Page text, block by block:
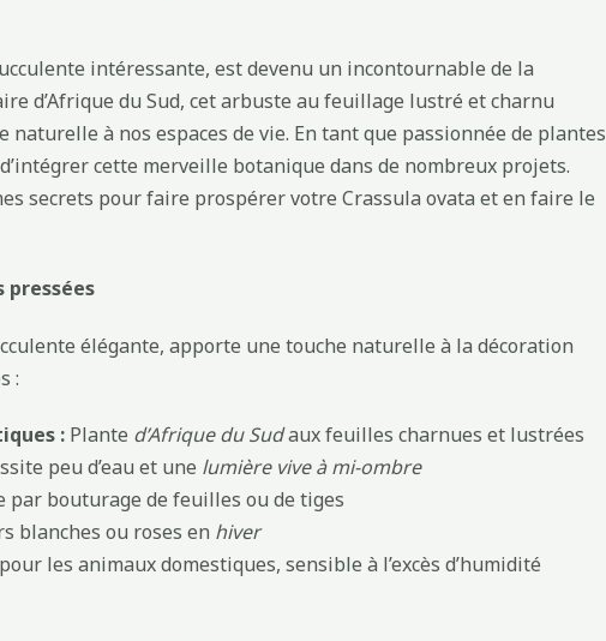
intéressante, est devenu un incontournable de la
d’Afrique du Sud, cet arbuste au feuillage lustré et charnu
naturelle à nos espaces de vie. En tant que passionnée de plantes
d’intégrer cette merveille botanique dans de nombreux projets.
secrets pour faire prospérer votre Crassula ovata et en faire le
pressées
élégante, apporte une touche naturelle à la décoration
:
: Plante d’Afrique du Sudaux feuilles charnues et lustrées
peu d’eau et une lumière vive à mi-ombre
par bouturage de feuilles ou de tiges
blanches ou roses en hiver
les animaux domestiques, sensible à l’excès d’humidité